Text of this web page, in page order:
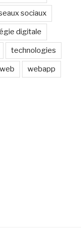
sociaux
digitale
technologies
web webapp